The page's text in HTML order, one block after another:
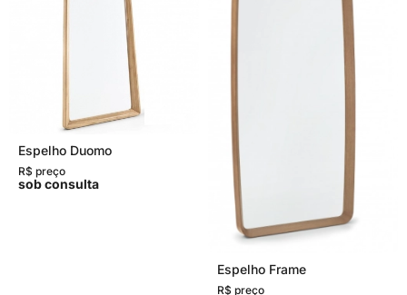
Espelho Duomo
R$ preço
sob consulta
Espelho Frame
R$ preço